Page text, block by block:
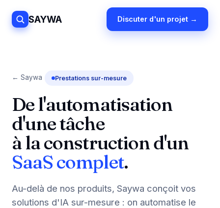
SAYWA Discuter d'un projet →
← Saywa Prestations sur-mesure
De l'automatisation
d'une tâche
à la construction d'un
SaaS complet.
Au-delà de nos produits, Saywa conçoit vos
solutions d'IA sur-mesure : on automatise le